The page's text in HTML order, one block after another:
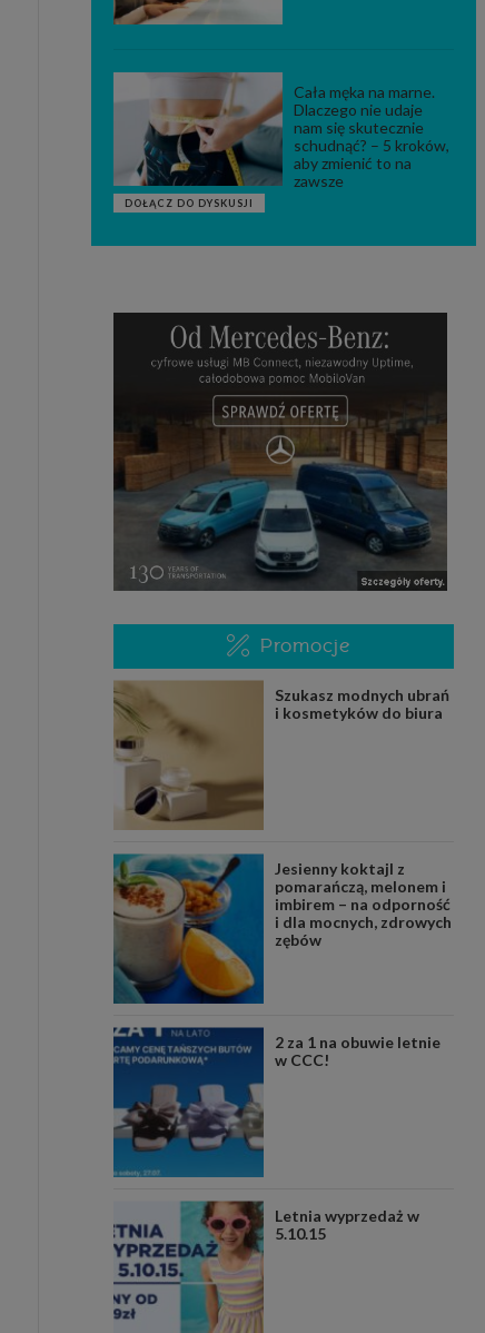
Cała męka na marne.
Dlaczego nie udaje
nam się skutecznie
schudnąć? – 5 kroków,
aby zmienić to na
zawsze
DOŁĄCZ DO DYSKUSJI
Promocje
Szukasz modnych ubrań
i kosmetyków do biura
Jesienny koktajl z
pomarańczą, melonem i
imbirem – na odporność
i dla mocnych, zdrowych
zębów
2 za 1 na obuwie letnie
w CCC!
Letnia wyprzedaż w
5.10.15